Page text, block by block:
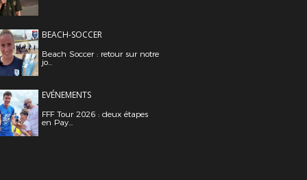
BEACH-SOCCER
Beach Soccer : retour sur notre
jo...
EVÉNEMENTS
FFF Tour 2026 : deux étapes
en Pay...